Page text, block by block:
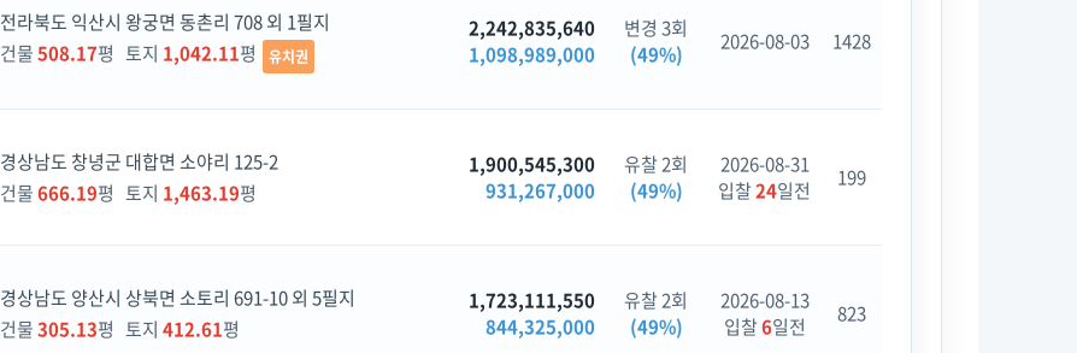
전라북도 익산시 왕궁면 동촌리 708 외 1필지
건물508.17평 토지 1,042.11평 유치권
2,242,835,640
1,098,989,000
변경 3회
(49%)
2026-08-03 1428
경상남도 창녕군 대합면 소야리 125-2
건물666.19평 토지 1,463.19평
1,900,545,300
931,267,000
유찰 2회
(49%)
2026-08-31
입찰24일전 199
경상남도 양산시 상북면 소토리 691-10 외 5필지
건물305.13평 토지 412.61평
1,723,111,550
844,325,000
유찰 2회
(49%)
2026-08-13
입찰6일전 823